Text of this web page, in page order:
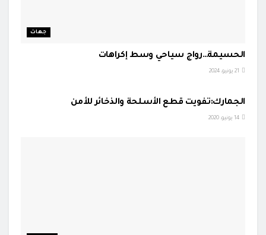
جهات
الحسيمة…رواج سياحي وسط إكراهات
الجمارك:تفويت قطع الأسلحة والذخائر للأمن